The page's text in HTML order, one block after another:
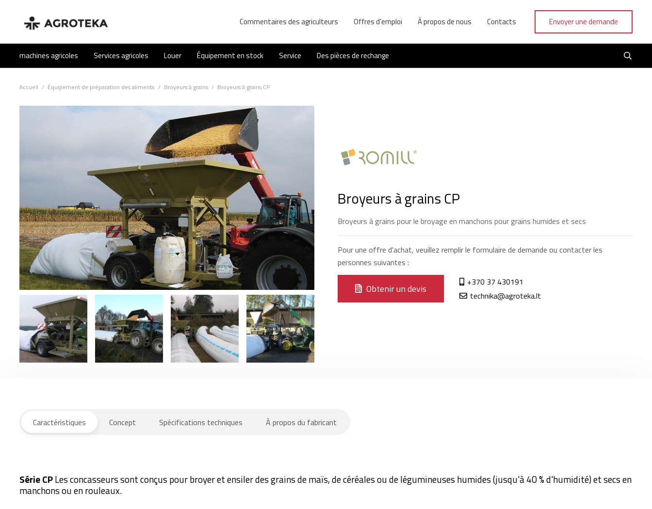
Commentaires des agriculteurs Offres d'emploi À propos de nous Contacts Envoyer une demande
machines agricoles Services agricoles Louer Équipement en stock Service Des pièces de rechange
Accueil / Équipement de préparation des aliments / Broyeurs à grains / Broyeurs à grains CP
Broyeurs à grains CP
Broyeurs à grains pour le broyage en manchons pour grains humides et secs
Pour une offre d'achat, veuillez remplir le formulaire de demande ou contacter les
personnes suivantes :
Obtenir un devis
+370 37 430191
technika@agroteka.lt
Caractéristiques Concept Spécifications techniques À propos du fabricant
Série CPLes concasseurs sont conçus pour broyer et ensiler des grains de maïs, de céréales ou de légumineuses humides (jusqu'à 40 % d'humidité) et secs en
manchons ou en rouleaux.